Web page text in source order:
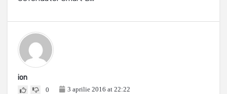
ion
0 3 aprilie 2016 at 22:22